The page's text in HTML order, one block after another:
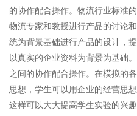
的协作配合操作。物流行业标准
物流专家和教授进行产品的讨论
统为背景基础进行产品的设计，
以真实的企业资料为背景为基础
之间的协作配合操作。在模拟的
思想，学生可以用企业的经营思
这样可以大大提高学生实验的兴